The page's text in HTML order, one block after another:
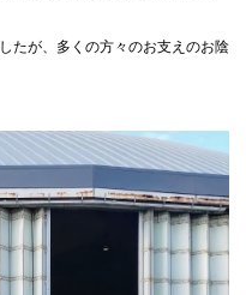
たが、多くの方々のお支えのお陰